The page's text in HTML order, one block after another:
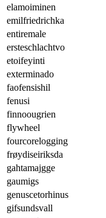
elamoiminen
emilfriedrichka
entiremale
ersteschlachtvo
etoifeyinti
exterminado
faofensishil
fenusi
finnoougrien
flywheel
fourcorelogging
frøydiseiriksda
gahtamajgge
gaumigs
genuscetorhinus
gifsundsvall